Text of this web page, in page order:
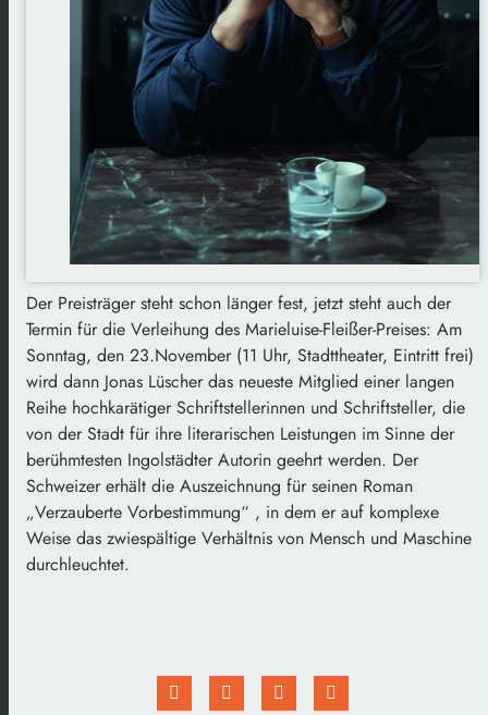
Der Preisträger steht schon länger fest, jetzt steht auch der
Termin für die Verleihung des Marieluise-Fleißer-Preises: Am
Sonntag, den 23.November (11 Uhr, Stadttheater, Eintritt frei)
wird dann Jonas Lüscher das neueste Mitglied einer langen
Reihe hochkarätiger Schriftstellerinnen und Schriftsteller, die
von der Stadt für ihre literarischen Leistungen im Sinne der
berühmtesten Ingolstädter Autorin geehrt werden. Der
Schweizer erhält die Auszeichnung für seinen Roman
„Verzauberte Vorbestimmung“ , in dem er auf komplexe
Weise das zwiespältige Verhältnis von Mensch und Maschine
durchleuchtet.